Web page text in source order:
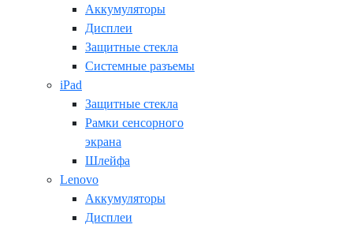
Аккумуляторы
Дисплеи
Защитные стекла
Системные разъемы
iPad
Защитные стекла
Рамки сенсорного
экрана
Шлейфа
Lenovo
Аккумуляторы
Дисплеи